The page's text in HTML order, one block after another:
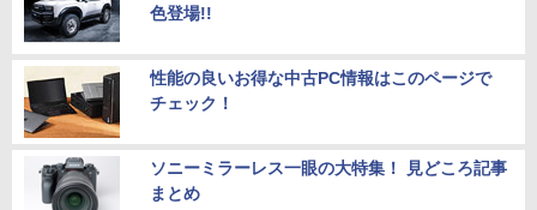
色登場!!
性能の良いお得な中古PC情報はこのページで
チェック！
ソニーミラーレス一眼の大特集！ 見どころ記事
まとめ